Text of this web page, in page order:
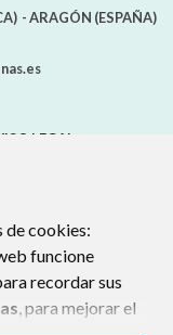
de cookies:
funcione
recordar sus
, para mejorar el
- ARAGÓN (ESPAÑA)
LEGAL